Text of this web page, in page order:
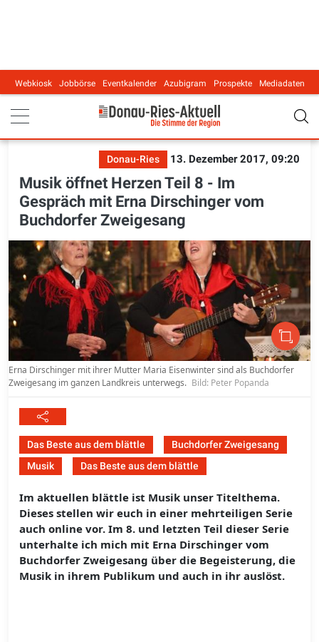
Main navigation
Webkiosk Jobbörse Eventkalender Azubigram Prospekte Mediadaten
Donau-Ries 13. Dezember 2017, 09:20
Musik öffnet Herzen Teil 8 - Im
Gespräch mit Erna Dirschinger vom
Buchdorfer Zweigesang
Erna Dirschinger mit ihrer Mutter Maria Eisenwinter sind als Buchdorfer
Zweigesang im ganzen Landkreis unterwegs. Bild: Peter Popanda
Das Beste aus dem blättle
Buchdorfer Zweigesang
Musik
Das Beste aus dem blättle
Im aktuellen blättle ist Musik unser Titelthema.
Dieses stellen wir euch in einer mehrteiligen Serie
auch online vor. Im 8. und letzten Teil dieser Serie
unterhalte ich mich mit Erna Dirschinger vom
Buchdorfer Zweigesang über die Begeisterung, die
Musik in ihrem Publikum und auch in ihr auslöst.